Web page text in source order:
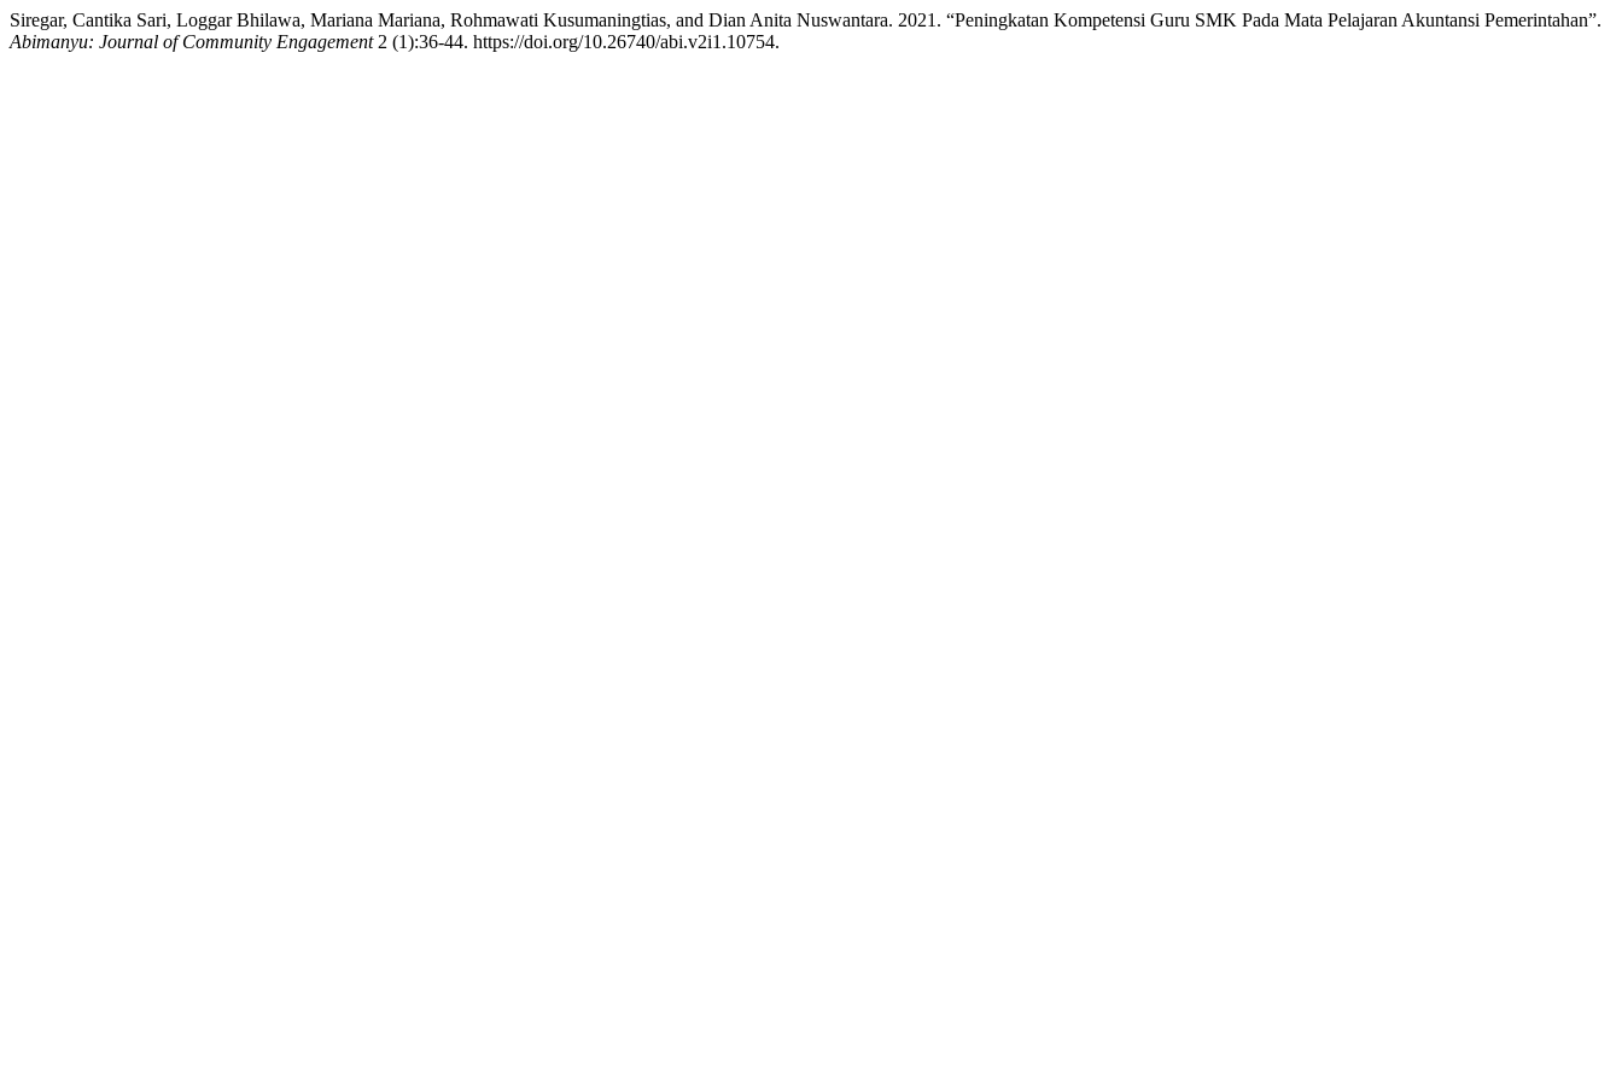
Siregar, Cantika Sari, Loggar Bhilawa, Mariana Mariana, Rohmawati Kusumaningtias, and Dian Anita Nuswantara. 2021. “Peningkatan Kompetensi Guru SMK Pada Mata Pelajaran Akuntansi Pemerintahan”.
Abimanyu: Journal of Community Engagement2 (1):36-44. https://doi.org/10.26740/abi.v2i1.10754.